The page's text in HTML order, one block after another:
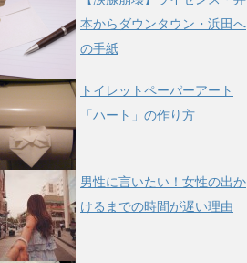
本からダウンタウン・浜田へ
の手紙
トイレットペーパーアート
「ハート」の作り方
男性に言いたい！女性の出か
けるまでの時間が遅い理由